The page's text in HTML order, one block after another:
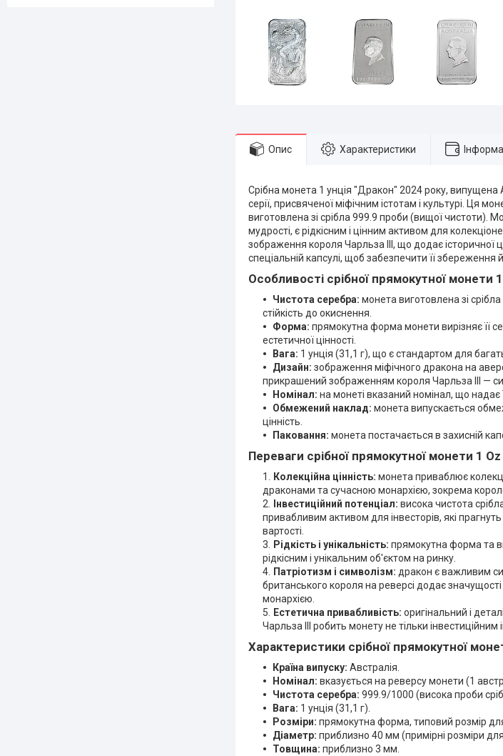
Опис Характеристики
Срібна монета 1 унція "Дракон" 2024 року,
серії, присвяченої міфічним істотам і культурі. Ця
виготовлена зі срібла 999.9 проби (вищої
мудрості, є рідкісним і цінним активом для
зображення короля Чарльза III, що додає історичної
спеціальній капсулі, щоб забезпечити її збереження
Особливості срібної прямокутної монети
Чистота серебра: монета виготовлена зі срібла
стійкість до окиснення.
Форма: прямокутна форма монети вирізняє її
естетичної цінності.
Вага: 1 унція (31,1 г), що є стандартом для
Дизайн: зображення міфічного дракона на
прикрашений зображенням короля Чарльза III —
Номінал: на монеті вказаний номінал, що надає
Обмежений наклад: монета випускається
цінність.
Паковання: монета постачається в захисній
Переваги срібної прямокутної монети 1
Колекційна цінність: монета приваблює
драконами та сучасною монархією, зокрема
Інвестиційний потенціал: висока чистота
привабливим активом для інвесторів, які
вартості.
Рідкість і унікальність: прямокутна форма та
рідкісним і унікальним об'єктом на ринку.
Патріотизм і символізм: дракон є важливим
британського короля на реверсі додає
монархією.
Естетична привабливість: оригінальний і
Чарльза III робить монету не тільки
Характеристики срібної прямокутної
Країна випуску: Австралія.
Номінал: вказується на реверсу монети (1
Чистота серебра: 999.9/1000 (висока проби
Вага: 1 унція (31,1 г).
Розміри: прямокутна форма, типовий розмір для
Діаметр: приблизно 40 мм (примірні розміри
Товщина: приблизно 3 мм.